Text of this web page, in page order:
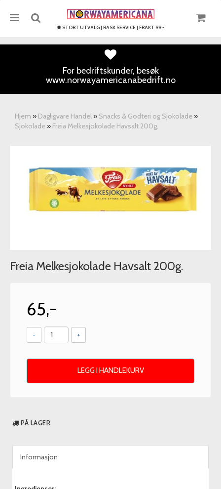
STORT UTVALG | RASK SERVICE | FRAKT 99,-
For bedriftskunder, besøk
www.norwayamericanabedrift.no
Hjem » Dagligvare Handel » Snacks & Godteri og Sjokolade »
Sjokolade » Freia Melkesjokolade Havsalt 200g.
Freia Melkesjokolade Havsalt 200g.
65,-
- +
LEGG I HANDLEKURV
PÅ LAGER
Informasjon